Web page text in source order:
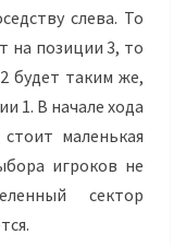
слева. То
на позиции 3, то
будет таким же,
1. В начале хода
маленькая
игроков не
сектор